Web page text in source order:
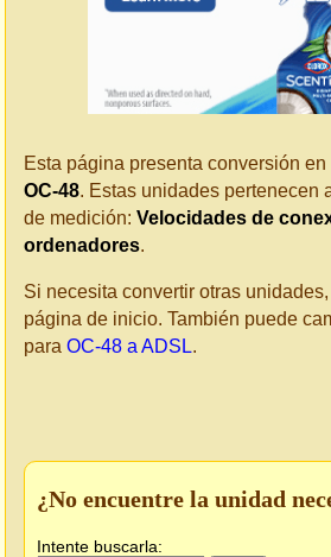
Esta página presenta conversión
OC-48. Estas unidades pertenecen
de medición: Velocidades de
ordenadores.
Si necesita convertir otras
página de inicio. También puede
para OC-48 a ADSL.
¿No encuentre la unidad
Intente buscarla: